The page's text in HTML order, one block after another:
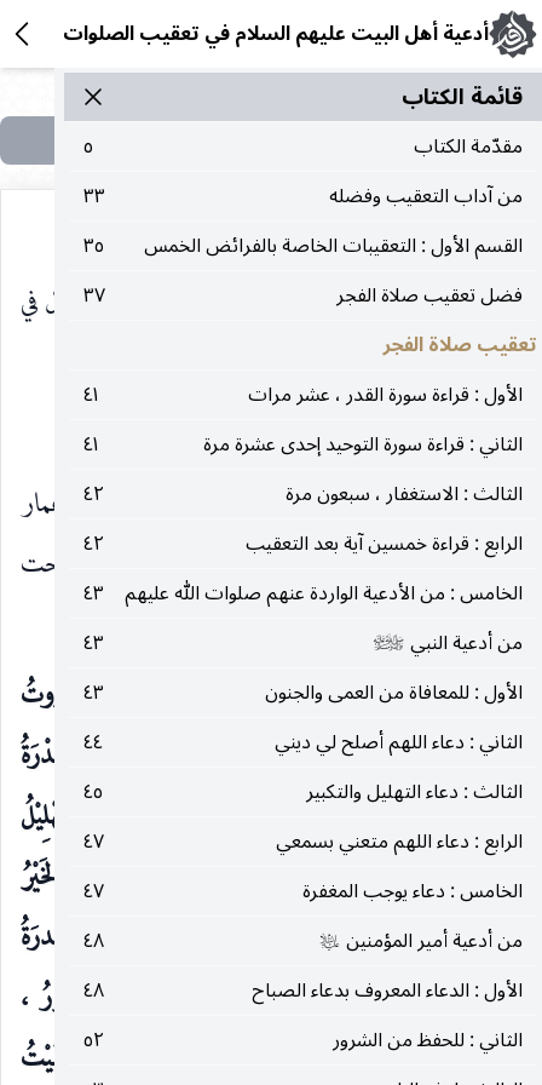
أدعية أهل البيت عليهم السلام في تعقيب الصلوات
قائمة الکتاب
مقدّمة الكتاب
٥
من آداب التعقيب وفضله
٣٣
القسم الأول : التعقيبات الخاصة بالفرائض الخمس
٣٥
فضل تعقيب صلاة الفجر
٣٧
تعقيب صلاة الفجر
الأول : قراءة سورة القدر ، عشر مرات
٤١
الثاني : قراءة سورة التوحيد إحدى عشرة مرة
٤١
الثالث : الاستغفار ، سبعون مرة
٤٢
الرابع : قراءة خمسين آية بعد التعقيب
٤٢
الخامس : من الأدعية الواردة عنهم صلوات الله عليهم ٤٣
من أدعية النبي صلى‌الله‌عليه‌وآله‌وسلم
٤٣
الأول : للمعافاة من العمى والجنون
٤٣
الثاني : دعاء اللهم أصلح لي ديني
٤٤
الثالث : دعاء التهليل والتكبير
٤٥
الرابع : دعاء اللهم متعني بسمعي
٤٧
الخامس : دعاء يوجب المغفرة
٤٧
من أدعية أمير المؤمنين عليه‌السلام
٤٨
الأول : الدعاء المعروف بدعاء الصباح
٤٨
الثاني : للحفظ من الشرور
٥٢
أمان الله حتى العشاء ، وإن فعل ذلك في العشاء لا يزال في
أمان الله حتى الغدوة.
الثالث : أصْبَحْنَا وَالمُلْكُ وَالحَمْدُ
في كتاب من لا يحضره الفقيه : ج ١ ص ٣٣٧ ، عن عمار
ابن موسى عن أبي عبد الله عليه‌السلام قال : تقول إذا أصبحت
وأمسيت :
أصْبَحْنَا وَالمُلْكُ وَالحَمْدُ وَالعَظَمَةُ وَالكِبْرِيَاءُ وَالجَبَرُوتُ
، وَالحِلْمُ وَالعِلْمُ وَالجَلاَلُ وَالجَمَالُ وَالكَمَالُ وَالبَهَاءُ وَالقُدْرَةُ
، وَالتَّقْدِيْسُ وَالتَّعظِيْمُ وَالتَّسْبِيْحُ وَالتَّكْبِيْرُ وَالتَّهْلِيْلُ
وَالتَّحْمِيْدُ وَالسَّمَاحُ وَالجُودُ وَالكَرَمُ ، وَالمَجْدُ وَالمَنُّ ، وَالخَيْرُ
وَالفَضْلُ وَالسَّعَةُ ، وَالحَوْلُ وَالسُّلْطَانُ وَالقُوَّةُ وَالعِزَّةُ وَالقُدرَةُ
، وَالفَتْقُ وَالرَّتْقُ ، وَاللَّيْلُ وَالنَّهَارُ ، وَالظُّلُمَاتُ وَالنُّورُ ،
وَالدُّنْيَا وَالآخِرَةُ وَالخَلْقُ جَمِيعَاً ، وَالأَمْرُ كُلُّهُ وَمَا سَمَّيْتُ